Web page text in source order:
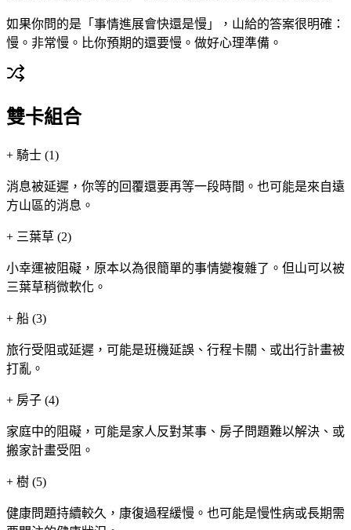
如果你問的是「事情進展會快還是慢」，山給的答案很明確：
慢。非常慢。比你預期的還要慢。做好心理準備。
雙卡組合
+ 騎士 (1)
消息被延遲，你等的回覆還要再等一段時間。也可能是來自遠
方山區的消息。
+ 三葉草 (2)
小幸運被阻礙，原本以為很簡單的事情變複雜了。但山可以被
三葉草稍微軟化。
+ 船 (3)
旅行受阻或延遲，可能是班機延誤、行程卡關、或出行計畫被
打亂。
+ 房子 (4)
家庭中的阻礙，可能是家人反對某事、房子問題難以解決、或
搬家計畫受阻。
+ 樹 (5)
健康問題持續較久，康復過程緩慢。也可能是慢性病或長期需